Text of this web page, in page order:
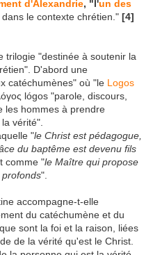
d'Alexandrie, "l'un des
dans le contexte chrétien." [4]
"destinée à soutenir la
D'abord une
catéchumènes" où "le Logos
lógos "parole, discours,
les hommes à prendre
vérité".
"le Christ est pédagogue,
du baptême est devenu fils
comme "le Maître qui propose
".
accompagne-t-elle
du catéchumène et du
sont la foi et la raison, liées
de la vérité qu'est le Christ.